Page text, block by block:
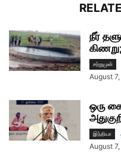
நீர்
கிணறு;
சற்றுமுன்
August
ஒரு
இந்தியா
August